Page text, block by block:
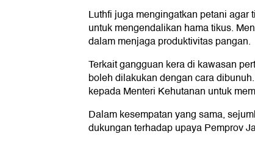
Luthfi juga mengingatkan petani
untuk mengendalikan hama tikus.
dalam menjaga produktivitas pangan.
Terkait gangguan kera di kawasan
boleh dilakukan dengan cara
kepada Menteri Kehutanan untuk
Dalam kesempatan yang sama,
dukungan terhadap upaya Pemprov